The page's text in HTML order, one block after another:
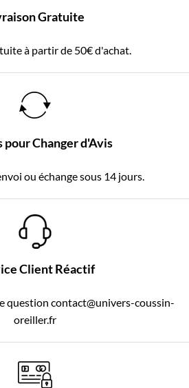
Gratuite
à partir de 50€ d'achat.
pour Changer d'Avis
ou échange sous 14 jours.
Client Réactif
question contact@univers-coussin-
oreiller.fr